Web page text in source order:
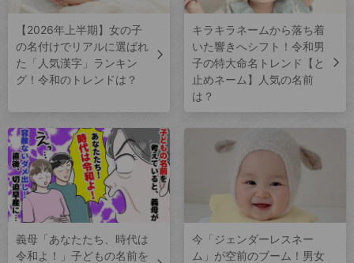
【2026年上半期】女の子
の名付けでリアルに選ばれ
た「人気漢字」ランキン
グ！令和のトレンドは？
キラキラネームから落ち着
いた響きへシフト！令和男
子の特大命名トレンド【と
止めネーム】人気の名前
は？
義母「あなたたち、時代は
令和よ！」子どもの名前を
今「ジェンダーレスネー
ム」が空前のブーム！男女